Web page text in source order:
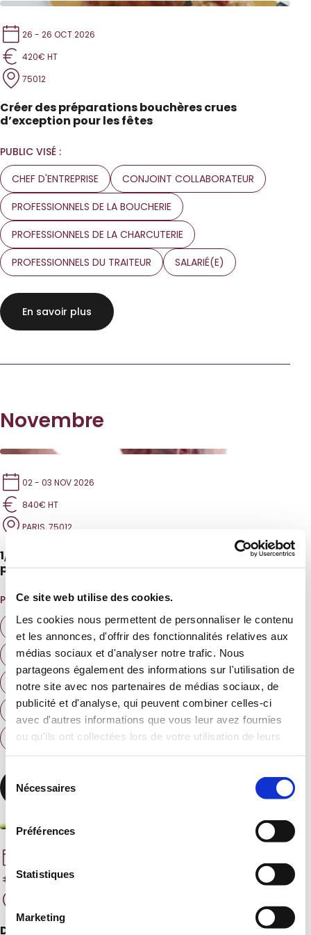
Ce site web utilise des cookies.
Les cookies nous permettent de personnaliser le contenu
et les annonces, d'offrir des fonctionnalités relatives aux
médias sociaux et d'analyser notre trafic. Nous
partageons également des informations sur l'utilisation de
notre site avec nos partenaires de médias sociaux, de
publicité et d'analyse, qui peuvent combiner celles-ci
avec d'autres informations que vous leur avez fournies
ou qu'ils ont collectées lors de votre utilisation de leurs
Sélection
Nécessaires
Préférences
Statistiques
Marketing
26 - 26 OCT 2026
420€ HT
75012
Créer des préparations bouchères crues
d’exception pour les fêtes
PUBLIC VISÉ :
CHEF D'ENTREPRISE
CONJOINT COLLABORATEUR
PROFESSIONNELS DE LA BOUCHERIE
PROFESSIONNELS DE LA CHARCUTERIE
PROFESSIONNELS DU TRAITEUR
SALARIÉ(E)
En savoir plus
Novembre
02 - 03 NOV 2026
840€ HT
PARIS, 75012
1/2 VEAU : Maîtriser les coupes nationales ou
perfectionner sa pédagogie
PUBLIC VISÉ :
CHEF D'ENTREPRISE
CONJOINT COLLABORATEUR
FORMATEURS DE CFA
PROFESSIONNELS DE LA BOUCHERIE
PROFESSIONNELS DE LA CHARCUTERIE
PROFESSIONNELS DU TRAITEUR
SALARIÉ(E)
En savoir plus
420€ HT
Décoration des viandes : se perfectionner en